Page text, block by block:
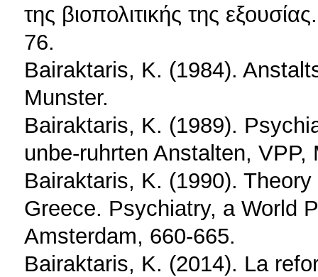
της βιοπολιτικής της
76.
Bairaktaris, K. (1984).
Munster.
Bairaktaris, K. (1989).
unbe-ruhrten Anstalten, VPP,
Bairaktaris, K. (1990).
Greece. Psychiatry, a World
Amsterdam, 660-665.
Bairaktaris, K. (2014). La